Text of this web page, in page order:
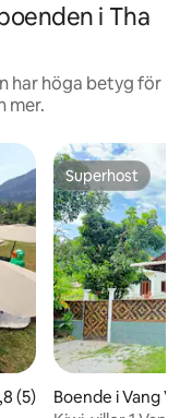
i Tha
har höga betyg för
mer.
av 5 i genomsnittligt
(5)
Superhost
Superhost
Boende i Vang